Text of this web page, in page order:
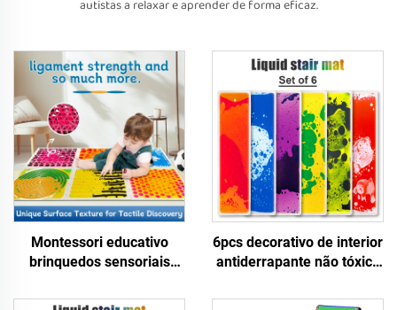
autistas a relaxar e aprender de forma eficaz.
Montessori educativo
brinquedos sensoriais
líquido sensorial azulejos
6pcs decorativo de interior
antiderrapante não tóxico
escada líquida estofado de